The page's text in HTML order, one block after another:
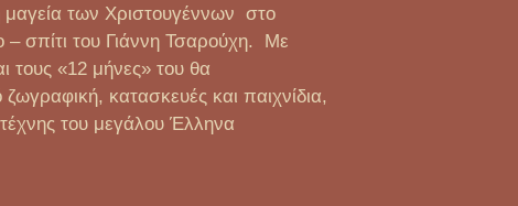
μαγεία των Χριστουγέννων στο
– σπίτι του Γιάννη Τσαρούχη. Με
τους «12 μήνες» του θα
κατασκευές και παιχνίδια,
τέχνης του μεγάλου Έλληνα